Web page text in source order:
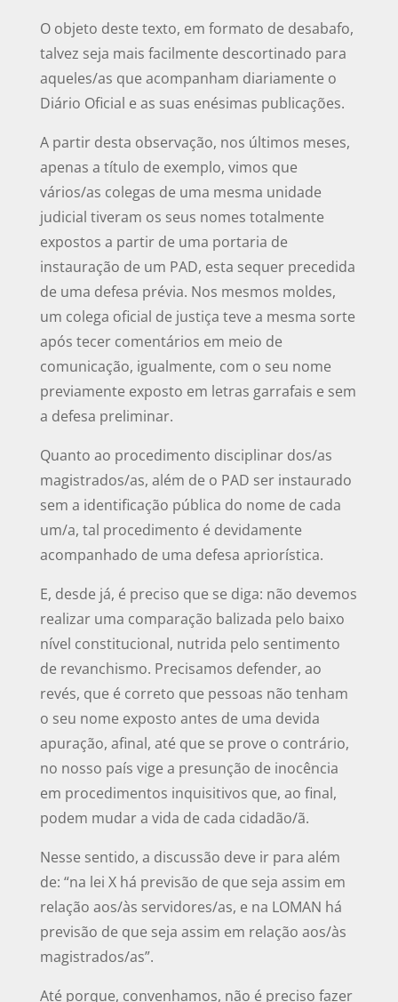
O objeto deste texto, em formato de desabafo,
talvez seja mais facilmente descortinado para
aqueles/as que acompanham diariamente o
Diário Oficial e as suas enésimas publicações.
A partir desta observação, nos últimos meses,
apenas a título de exemplo, vimos que
vários/as colegas de uma mesma unidade
judicial tiveram os seus nomes totalmente
expostos a partir de uma portaria de
instauração de um PAD, esta sequer precedida
de uma defesa prévia. Nos mesmos moldes,
um colega oficial de justiça teve a mesma sorte
após tecer comentários em meio de
comunicação, igualmente, com o seu nome
previamente exposto em letras garrafais e sem
a defesa preliminar.
Quanto ao procedimento disciplinar dos/as
magistrados/as, além de o PAD ser instaurado
sem a identificação pública do nome de cada
um/a, tal procedimento é devidamente
acompanhado de uma defesa apriorística.
E, desde já, é preciso que se diga: não devemos
realizar uma comparação balizada pelo baixo
nível constitucional, nutrida pelo sentimento
de revanchismo. Precisamos defender, ao
revés, que é correto que pessoas não tenham
o seu nome exposto antes de uma devida
apuração, afinal, até que se prove o contrário,
no nosso país vige a presunção de inocência
em procedimentos inquisitivos que, ao final,
podem mudar a vida de cada cidadão/ã.
Nesse sentido, a discussão deve ir para além
de: “na lei X há previsão de que seja assim em
relação aos/às servidores/as, e na LOMAN há
previsão de que seja assim em relação aos/às
magistrados/as”.
Até porque, convenhamos, não é preciso fazer